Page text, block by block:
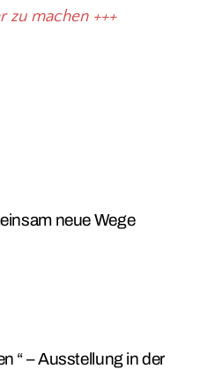
zu machen +++
neue Wege
“ – Ausstellung in der